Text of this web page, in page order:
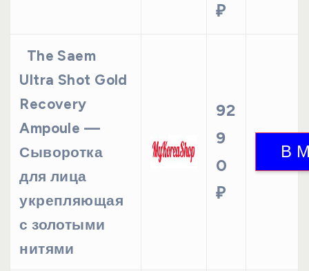
₽
The Saem
Ultra Shot Gold
Recovery
Ampoule —
Сыворотка
для лица
укрепляющая
с золотыми
нитями
92
9
0
₽